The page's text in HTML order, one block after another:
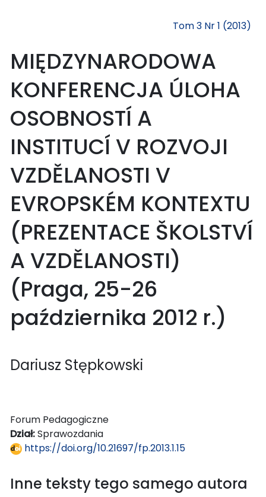
Tom 3 Nr 1 (2013)
MIĘDZYNARODOWA
KONFERENCJA ÚLOHA
OSOBNOSTÍ A
INSTITUCÍ V ROZVOJI
VZDĚLANOSTI V
EVROPSKÉM KONTEXTU
(PREZENTACE ŠKOLSTVÍ
A VZDĚLANOSTI)
(Praga, 25-26
października 2012 r.)
Dariusz Stępkowski
Forum Pedagogiczne
Dział:Sprawozdania
https://doi.org/10.21697/fp.2013.1.15
Inne teksty tego samego autora